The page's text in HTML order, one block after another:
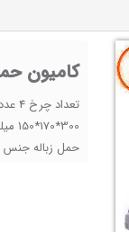
کامیون
حمل زباله جنس